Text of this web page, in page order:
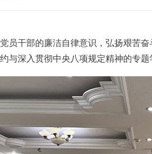
员干部的廉洁自律意识，弘扬艰苦
与深入贯彻中央八项规定精神的专题